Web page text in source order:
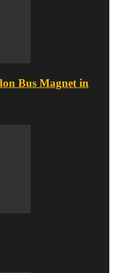
Bus Magnet in